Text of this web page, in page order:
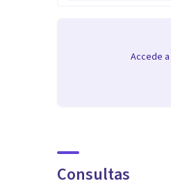
Accede
Consultas